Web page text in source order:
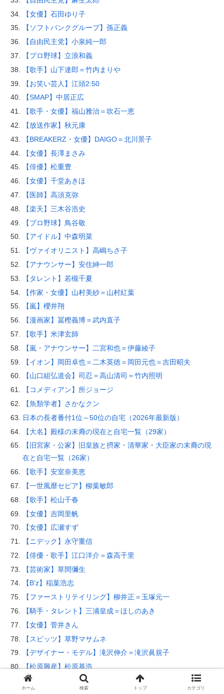
【女優】石田ゆり子
【ソフトバンクグループ】孫正義
【自由民主党】小泉純一郎
【プロ野球】立浪和義
【歌手】山下達郎＝竹内まりや
【お笑い芸人】江頭2:50
【SMAP】中居正広
【歌手・女優】福山雅治＝吹石一恵
【放送作家】秋元康
【BREAKERZ・女優】DAIGO＝北川景子
【女優】長澤まさみ
【俳優】松重豊
【女優】千堂あきほ
【医師】高須克弥
【楽天】三木谷浩史
【プロ野球】鳥谷敬
【アイドル】中森明菜
【ヴァイオリニスト】高嶋ちさ子
【アナウンサー】安住紳一郎
【タレント】若槻千夏
【作家・女優】山村美紗＝山村紅葉
【嵐】櫻井翔
【漫画家】冨樫義博＝武内直子
【歌手】米津玄師
【嵐・アナウンサー】二宮和也＝伊藤綾子
【イオン】岡田卓也＝二木英徳＝岡田元也＝吉田昭夫
【山口組弘道会】司忍＝高山清司＝竹内照明
【コメディアン】所ジョージ
【魚類学者】さかなクン
日本の長者番付1位～50位の自宅（2026年最新版）
【大名】殿様の末裔の現在と自宅一覧（29家）
【旧宮家・公家】旧皇族と摂家・清華家・大臣家の末裔の現
在と自宅一覧（26家）
【歌手】安室奈美恵
【一世風靡セピア】柳葉敏郎
【歌手】松山千春
【女優】吉岡里帆
【女優】広瀬すず
【ニデック】永守重信
【俳優・歌手】江口洋介＝森高千里
【芸術家】草間彌生
【B’z】稲葉浩志
【ファーストリテイリング】柳井正＝玉塚元一
【騎手・タレント】三浦皇成＝ほしのあき
【女優】菅井きん
【スピッツ】草野マサムネ
【デザイナー・モデル】滝沢伸介＝滝沢眞規子
【松原興産】松原基浩
【俳優】舘ひろし
ホーム 検索 トップ カテゴリ